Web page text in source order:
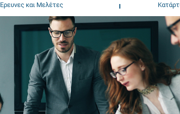
Έρευνες και Μελέτες